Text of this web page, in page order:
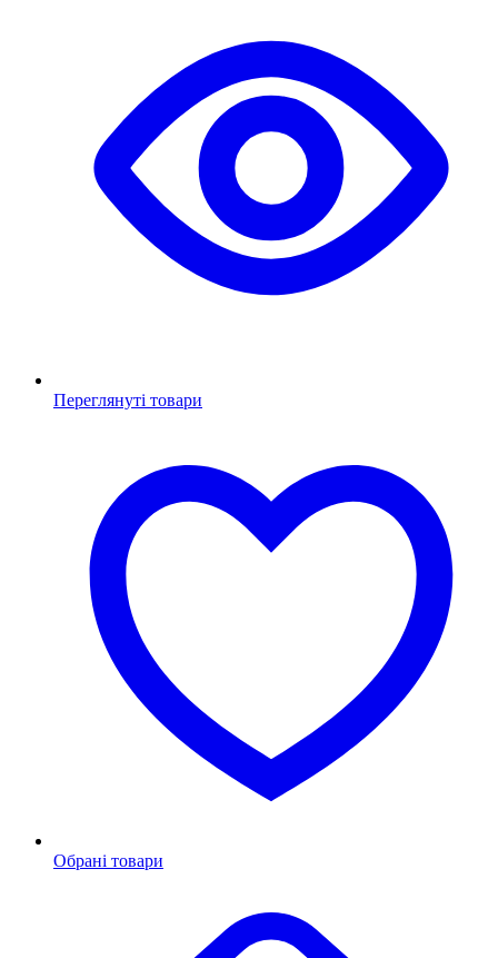
Переглянуті товари
Обрані товари